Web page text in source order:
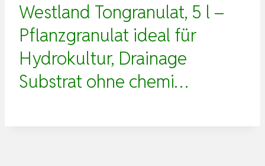
Westland Tongranulat, 5 l –
Pflanzgranulat ideal für
Hydrokultur, Drainage
Substrat ohne chemi…